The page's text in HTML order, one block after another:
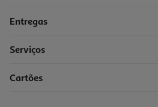
Entregas
Serviços
Cartões